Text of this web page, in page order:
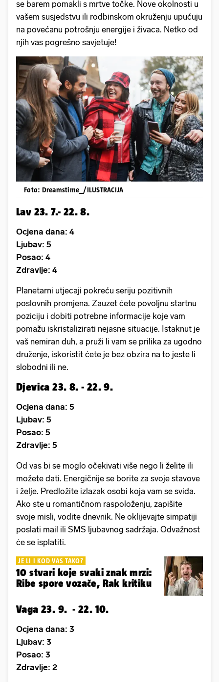
se barem pomakli s mrtve točke. Nove okolnosti u
vašem susjedstvu ili rodbinskom okruženju upućuju
na povećanu potrošnju energije i živaca. Netko od
njih vas pogrešno savjetuje!
Foto: Dreamstime_/ILUSTRACIJA
Lav 23. 7.- 22. 8.
Ocjena dana: 4
Ljubav: 5
Posao: 4
Zdravlje: 4
Planetarni utjecaji pokreću seriju pozitivnih
poslovnih promjena. Zauzet ćete povoljnu startnu
poziciju i dobiti potrebne informacije koje vam
pomažu iskristalizirati nejasne situacije. Istaknut je
vaš nemiran duh, a pruži li vam se prilika za ugodno
druženje, iskoristit ćete je bez obzira na to jeste li
slobodni ili ne.
Djevica 23. 8. - 22. 9.
Ocjena dana: 5
Ljubav: 5
Posao: 5
Zdravlje: 5
Od vas bi se moglo očekivati više nego li želite ili
možete dati. Energičnije se borite za svoje stavove
i želje. Predložite izlazak osobi koja vam se sviđa.
Ako ste u romantičnom raspoloženju, zapišite
svoje misli, vodite dnevnik. Ne oklijevajte simpatiji
poslati mail ili SMS ljubavnog sadržaja. Odvažnost
će se isplatiti.
JE LI I KOD VAS TAKO?
10 stvari koje svaki znak mrzi:
Ribe spore vozače, Rak kritiku
Vaga 23. 9. - 22. 10.
Ocjena dana: 3
Ljubav: 3
Posao: 3
Zdravlje: 2